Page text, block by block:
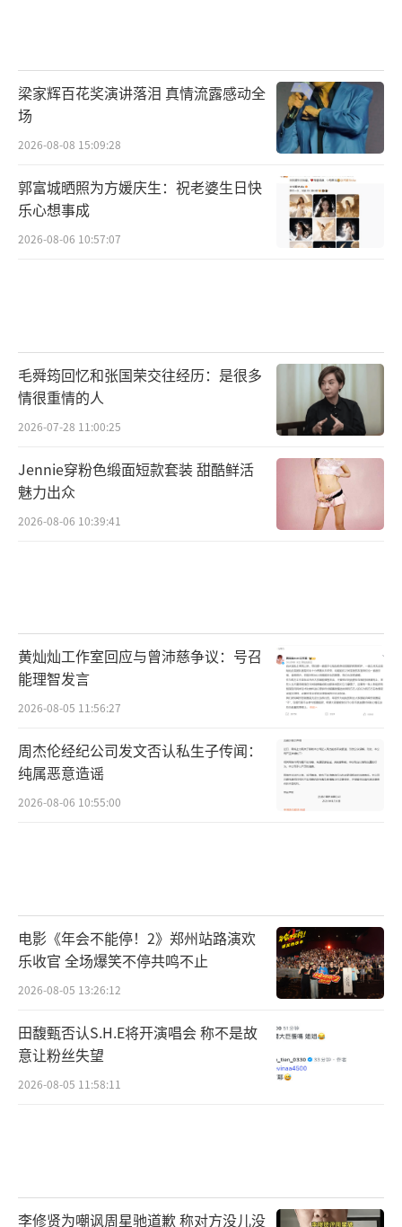
梁家辉百花奖演讲落泪 真情流露感动全
场
2026-08-08 15:09:28
郭富城晒照为方媛庆生：祝老婆生日快
乐心想事成
2026-08-06 10:57:07
毛舜筠回忆和张国荣交往经历：是很多
情很重情的人
2026-07-28 11:00:25
Jennie穿粉色缎面短款套装 甜酷鲜活
魅力出众
2026-08-06 10:39:41
黄灿灿工作室回应与曾沛慈争议：号召
能理智发言
2026-08-05 11:56:27
周杰伦经纪公司发文否认私生子传闻：
纯属恶意造谣
2026-08-06 10:55:00
电影《年会不能停！2》郑州站路演欢
乐收官 全场爆笑不停共鸣不止
2026-08-05 13:26:12
田馥甄否认S.H.E将开演唱会 称不是故
意让粉丝失望
2026-08-05 11:58:11
李修贤为嘲讽周星驰道歉 称对方没儿没